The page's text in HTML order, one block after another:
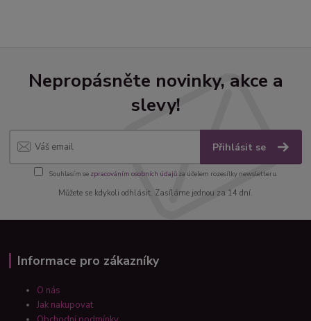
Nepropásněte novinky, akce a
slevy!
Přihlásit se
Souhlasím se zpracováním osobních údajůza účelem rozesílky newsletteru.
Můžete se kdykoli odhlásit. Zasíláme jednou za 14 dní.
Informace pro zákazníky
O nás
Jak nakupovat